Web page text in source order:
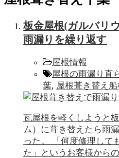
板金屋根(ガルバリ
雨漏りを繰り返す
屋根情報
屋根の雨漏り直
葉, 屋根葺き替え船
瓦屋根を軽くしようと
ム）に葺き替えたら雨
った。 「何度修理して
た」というお客様から